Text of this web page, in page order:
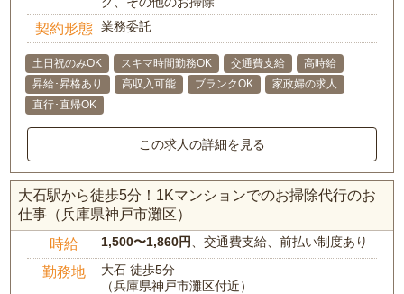
契約形態 業務委託
土日祝のみOK スキマ時間勤務OK 交通費支給
高時給
昇給･昇格あり
高収入可能 ブランクOK
家政婦の求人
直行･直帰OK
この求人の詳細を見る
大石駅から徒歩5分！1Kマンションでのお掃除代行のお
仕事（兵庫県神戸市灘区）
時給 1,500〜1,860円 、交通費支給、前払い制度あり
勤務地
大石 徒歩5分
（兵庫県神戸市灘区付近）